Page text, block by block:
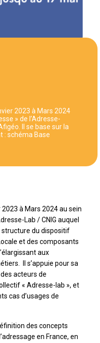
2023 à Mars 2024
» de l’Adresse-
Il se base sur la
: schéma Base
à Mars 2024 au sein
Lab / CNIG auquel
structure du dispositif
et des composants
aux
Il s’appuie pour sa
acteurs de
« Adresse-lab », et
cas d’usages de
des concepts
en France, en